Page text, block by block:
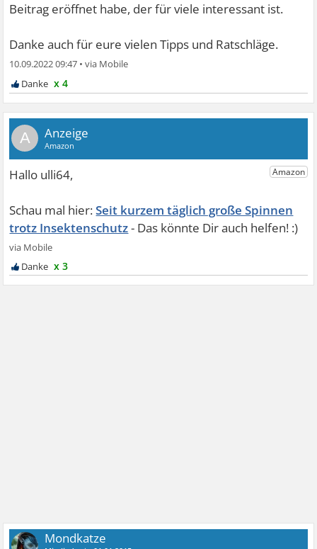
Beitrag eröffnet habe, der für viele interessant ist.
Danke auch für eure vielen Tipps und Ratschläge.
10.09.2022 09:47 •
x 4
A
Seit kurzem täglich große Spinnen
trotz Insektenschutz
x 3
Mondkatze